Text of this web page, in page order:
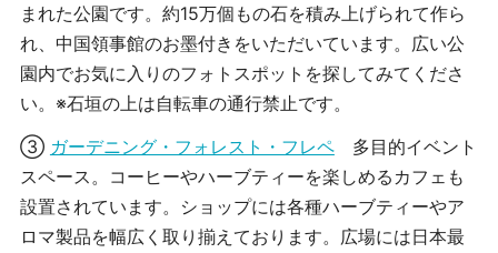
まれた公園です。約15万個もの石を積み上げられて作ら
れ、中国領事館のお墨付きをいただいています。広い公
園内でお気に入りのフォトスポットを探してみてくださ
い。※石垣の上は自転車の通行禁止です。
③ ガーデニング・フォレスト・フレペ
多目的イベント
スペース。コーヒーやハーブティーを楽しめるカフェも
設置されています。ショップには各種ハーブティーやア
ロマ製品を幅広く取り揃えております。広場には日本最